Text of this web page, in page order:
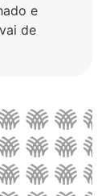
e
de